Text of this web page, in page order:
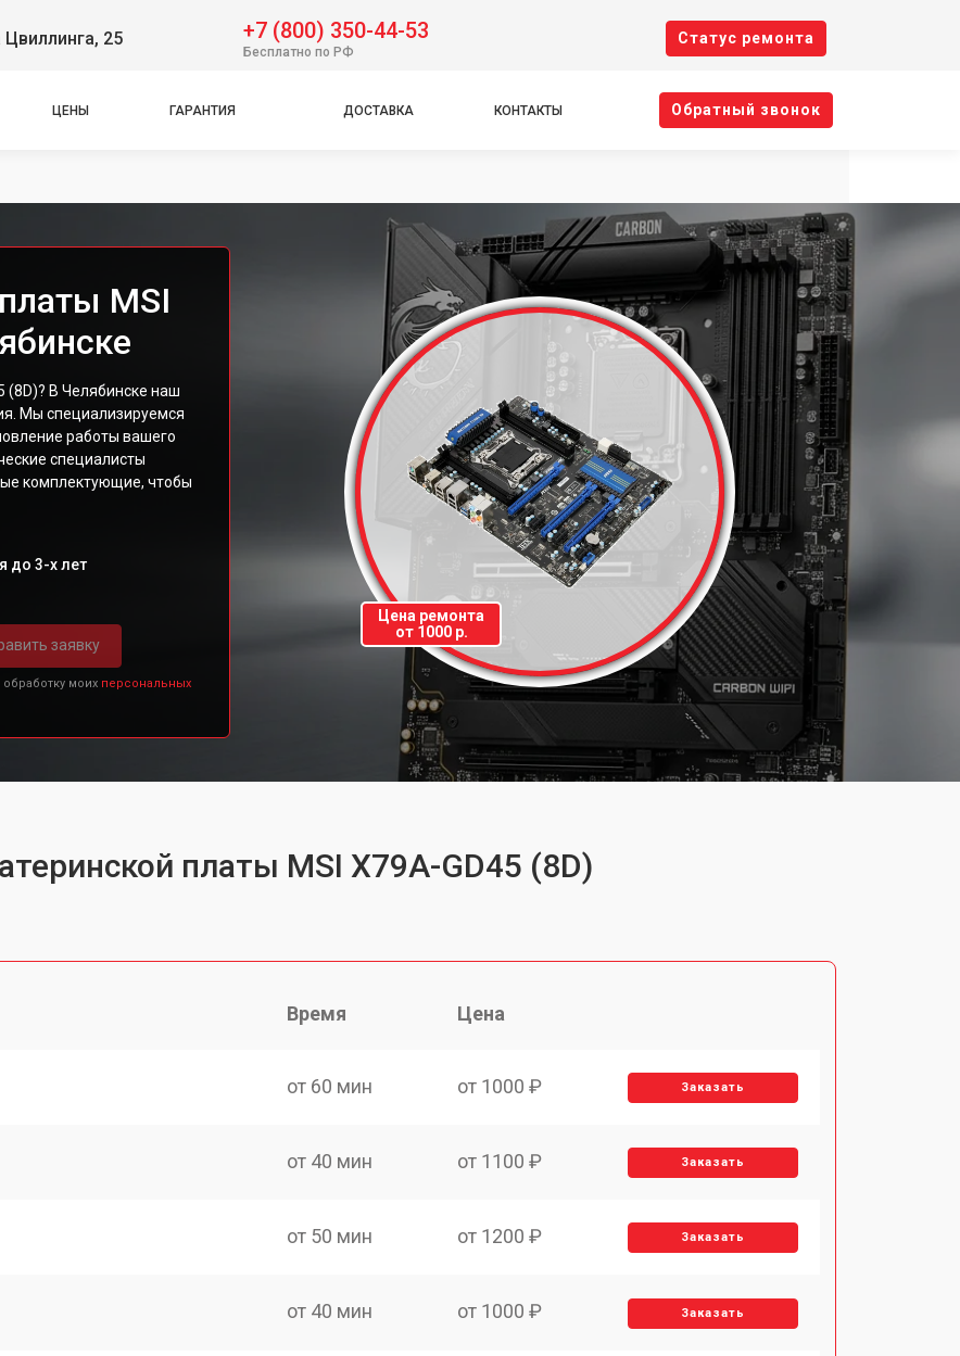
Цвиллинга, 25 +7 (800) 350-44-53
Бесплатно по РФ
Cтатус ремонта
ЦЕНЫ ГАРАНТИЯ ДОСТАВКА КОНТАКТЫ Oбратный звонок
MSI
(8D)? В Челябинске наш
Мы специализируемся
работы вашего
специалисты
комплектующие, чтобы
до 3-х лет
заявку
моих персональных
Цена ремонта
от 1000 р.
платы MSI X79A-GD45 (8D)
Время Цена
от 60 мин от 1000 ₽ Заказать
от 40 мин от 1100 ₽ Заказать
от 50 мин от 1200 ₽ Заказать
от 40 мин от 1000 ₽ Заказать